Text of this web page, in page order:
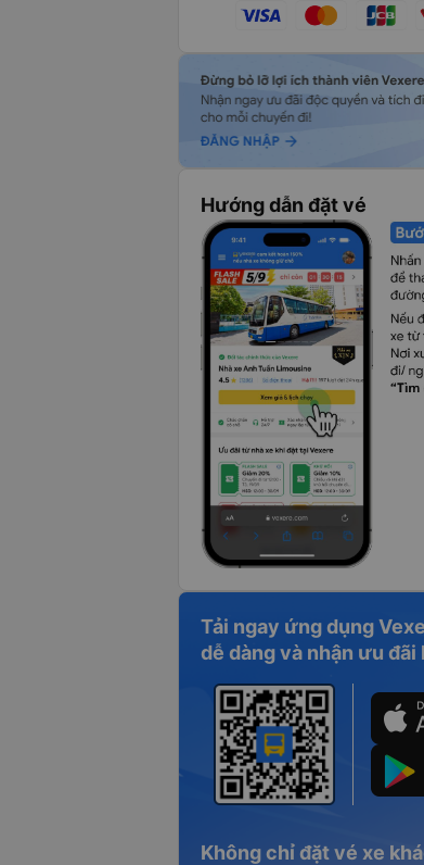
Hướng dẫn đặt vé
Tải ngay ứng dụng
dễ dàng và nhận ưu đãi
Không chỉ đặt vé xe